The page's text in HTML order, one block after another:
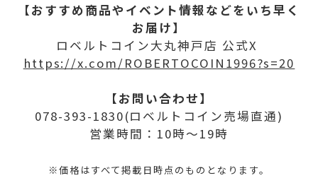
【おすすめ商品やイベント情報などをいち早く
お届け】
ロベルトコイン大丸神戸店 公式X
https://x.com/ROBERTOCOIN1996?s=20
【お問い合わせ】
078-393-1830(ロベルトコイン売場直通)
営業時間：10時～19時
※価格はすべて掲載日時点のものとなります。